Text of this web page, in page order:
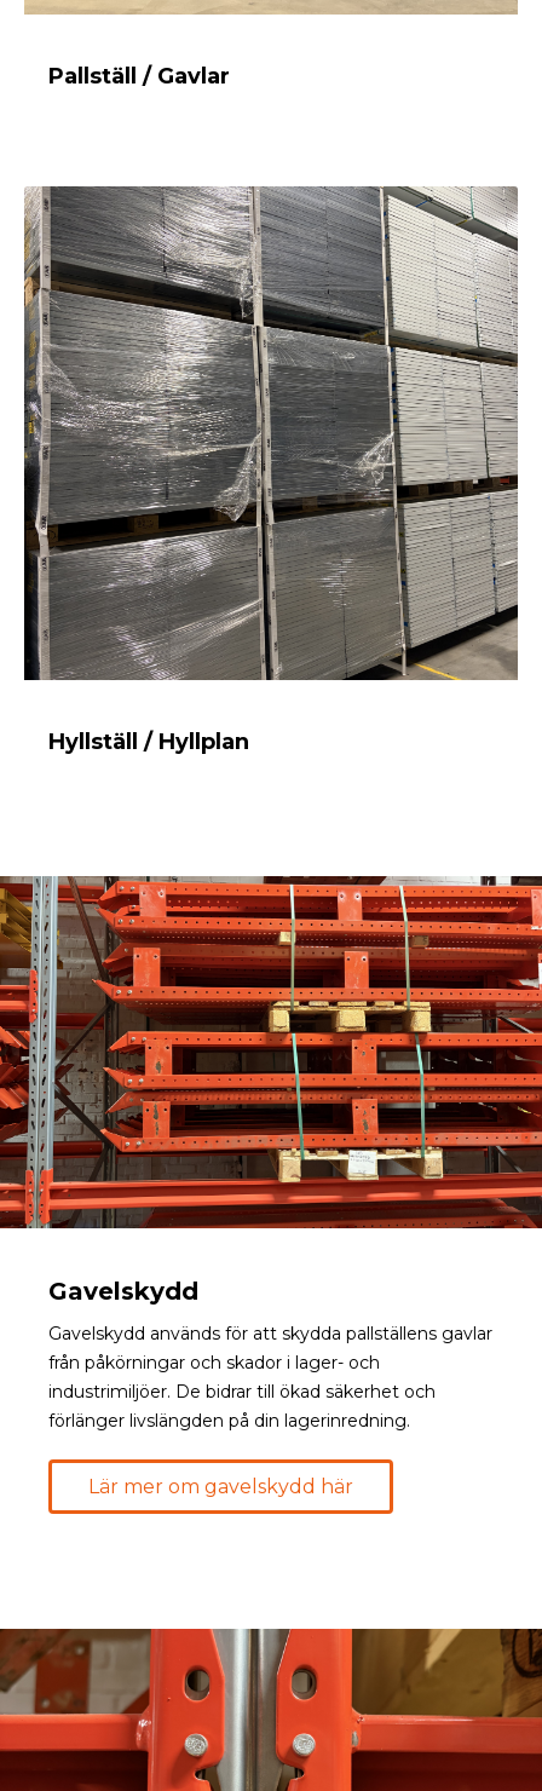
Pallställ / Gavlar
Hyllställ / Hyllplan
Gavelskydd
Gavelskydd används för att skydda pallställens gavlar
från påkörningar och skador i lager- och
industrimiljöer. De bidrar till ökad säkerhet och
förlänger livslängden på din lagerinredning.
Lär mer om gavelskydd här